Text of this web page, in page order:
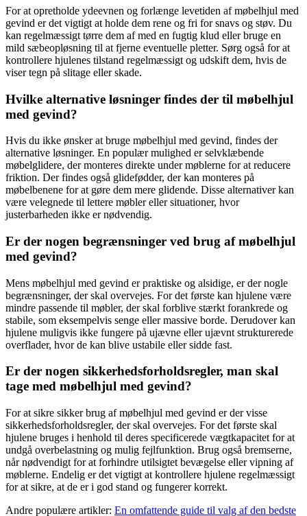
For at opretholde ydeevnen og forlænge levetiden af møbelhjul med
gevind er det vigtigt at holde dem rene og fri for snavs og støv. Du
kan regelmæssigt tørre dem af med en fugtig klud eller bruge en
mild sæbeopløsning til at fjerne eventuelle pletter. Sørg også for at
kontrollere hjulenes tilstand regelmæssigt og udskift dem, hvis de
viser tegn på slitage eller skade.
Hvilke alternative løsninger findes der til møbelhjul
med gevind?
Hvis du ikke ønsker at bruge møbelhjul med gevind, findes der
alternative løsninger. En populær mulighed er selvklæbende
møbelglidere, der monteres direkte under møblerne for at reducere
friktion. Der findes også glidefødder, der kan monteres på
møbelbenene for at gøre dem mere glidende. Disse alternativer kan
være velegnede til lettere møbler eller situationer, hvor
justerbarheden ikke er nødvendig.
Er der nogen begrænsninger ved brug af møbelhjul
med gevind?
Mens møbelhjul med gevind er praktiske og alsidige, er der nogle
begrænsninger, der skal overvejes. For det første kan hjulene være
mindre passende til møbler, der skal forblive stærkt forankrede og
stabile, som eksempelvis senge eller massive borde. Derudover kan
hjulene muligvis ikke fungere på ujævne eller ujævnt strukturerede
overflader, hvor de kan blive ustabile eller sidde fast.
Er der nogen sikkerhedsforholdsregler, man skal
tage med møbelhjul med gevind?
For at sikre sikker brug af møbelhjul med gevind er der visse
sikkerhedsforholdsregler, der skal overvejes. For det første skal
hjulene bruges i henhold til deres specificerede vægtkapacitet for at
undgå overbelastning og mulig fejlfunktion. Brug også bremserne,
når nødvendigt for at forhindre utilsigtet bevægelse eller vipning af
møblerne. Endelig er det vigtigt at kontrollere hjulene regelmæssigt
for at sikre, at de er i god stand og fungerer korrekt.
Andre populære artikler: En omfattende guide til valg af den bedste